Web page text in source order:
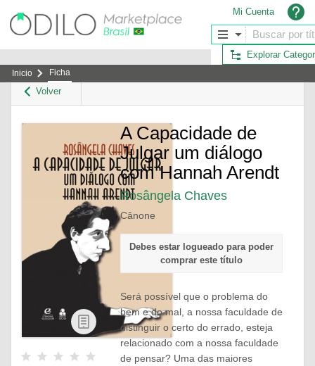
Explorar
Mi Cuenta
Inicio Ficha
Volver
eBook
A Capacidade de
Julgar um diálogo
com Hannah Arendt
Rosângela Chaves
Cânone
Debes estar logueado para poder
comprar este título
Será possível que o problema do
bem e do mal, a nossa faculdade de
distinguir o certo do errado, esteja
relacionado com a nossa faculdade
de pensar? Uma das maiores